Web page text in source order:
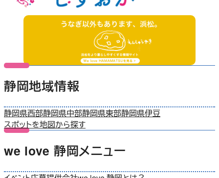
静岡地域情報
静岡県西部静岡県中部静岡県東部静岡県伊豆
スポットを地図から探す
we love 静岡メニュー